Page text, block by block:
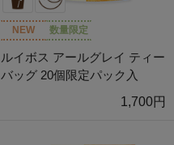
NEW 数量限定
ルイボス アールグレイ ティー
バッグ 20個限定パック入
1,700円